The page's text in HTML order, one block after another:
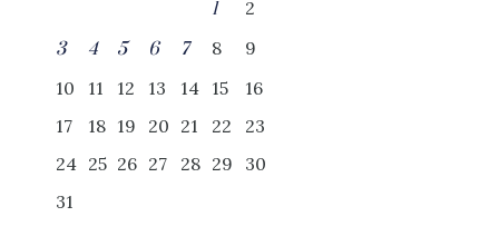
1
2
3
4 5 6 7 8
9
10
11 12 13 14 15
16
17
18 19 20 21 22
23
24 25 26 27 28 29
30
31